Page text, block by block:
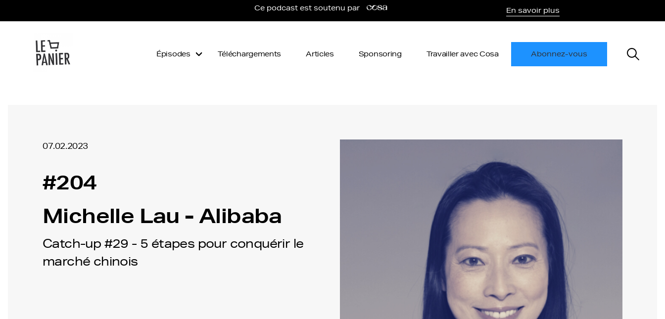
Ce podcast est soutenu par En savoir plus
Épisodes Téléchargements Articles Sponsoring Travailler avec Cosa Abonnez-vous
07.02.2023
#204
Michelle Lau - Alibaba
Catch-up #29 - 5 étapes pour conquérir le
marché chinois